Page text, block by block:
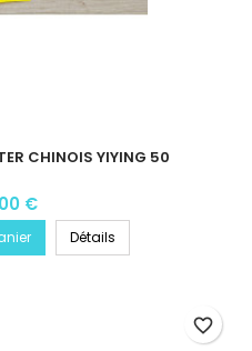
CHINOIS YIYING 50
€
Détails
favorite_border